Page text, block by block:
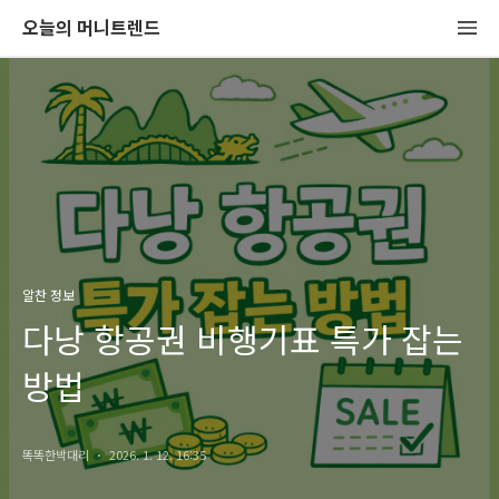
오늘의 머니트렌드
알찬 정보
다낭 항공권 비행기표 특가 잡는
방법
똑똑한박대리 2026. 1. 12. 16:35